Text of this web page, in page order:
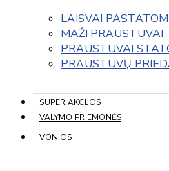
LAISVAI
MAŽI PRAUSTUVAI
PRAUSTUVAI
PRAUSTUVŲ
SUPER AKCIJOS
VALYMO PRIEMONĖS
VONIOS